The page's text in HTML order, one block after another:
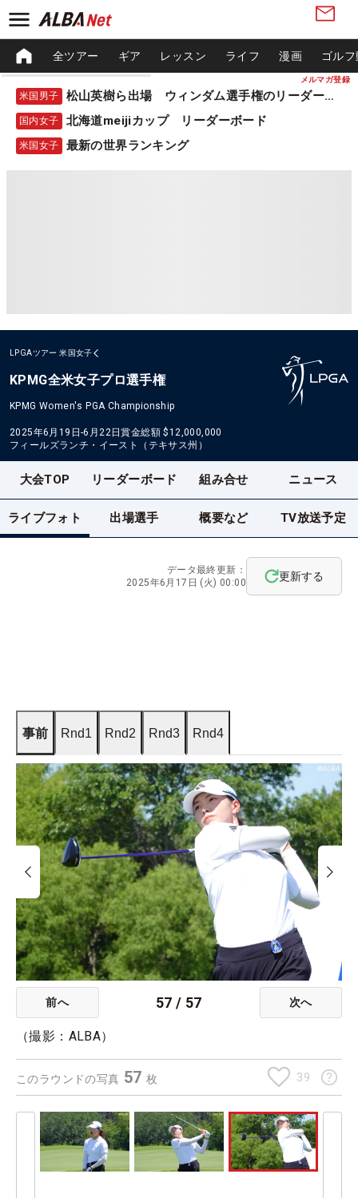
メルマガ登録
全ツアー ギア レッスン ライフ 漫画 ゴル
米国男子 松山英樹ら出場 ウィンダム選手権のリーダーボード
国内女子 北海道meijiカップ リーダーボード
米国女子 最新の世界ランキング
LPGAツアー 米国女子
KPMG全米女子プロ選手権
KPMG Women's PGA Championship
2025年6月19日-6月22日賞金総額 $12,000,000
フィールズランチ・イースト（テキサス州）
大会TOP リーダーボード 組み合せ ニュース
ライブフォト 出場選手 概要など TV放送予定
データ最終更新：
2025年6月17日 (火) 00:00
更新する
事前 Rnd1 Rnd2 Rnd3 Rnd4
前へ 57 / 57 次へ
（撮影：ALBA）
このラウンドの写真 57枚 39